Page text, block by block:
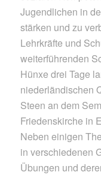
Jugendlichen in
stärken und zu
Lehrkräfte und
weiterführenden
Hünxe drei Tage
niederländischen
Steen an dem
Friedenskirche in
Neben einigen
in verschiedenen
Übungen und